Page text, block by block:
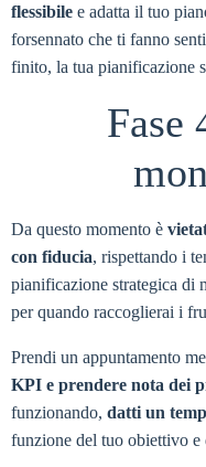
flessibile e adatta il tuo
forsennato che ti fanno
finito, la tua pianificazione
Fase
Da questo momento è
con fiducia, rispettando i
pianificazione strategica di
per quando raccoglierai i
Prendi un appuntamento
KPI e prendere nota dei
funzionando, datti un
funzione del tuo obiettivo